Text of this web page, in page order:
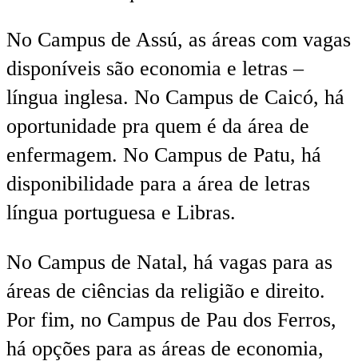
No Campus de Assú, as áreas com vagas
disponíveis são economia e letras –
língua inglesa. No Campus de Caicó, há
oportunidade pra quem é da área de
enfermagem. No Campus de Patu, há
disponibilidade para a área de letras
língua portuguesa e Libras.
No Campus de Natal, há vagas para as
áreas de ciências da religião e direito.
Por fim, no Campus de Pau dos Ferros,
há opções para as áreas de economia,